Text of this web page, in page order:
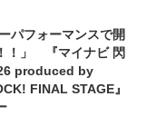
パフォーマンスで開
！」 『マイナビ 閃
produced by
FINAL STAGE』